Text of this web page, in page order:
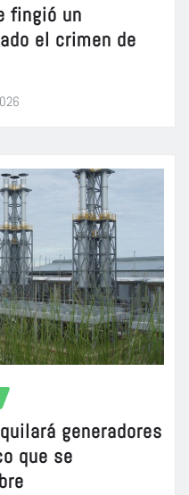
fingió un
el crimen de
generadores
que se